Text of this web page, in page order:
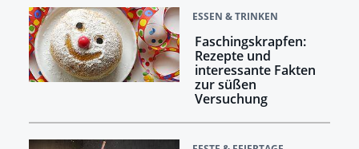
ESSEN & TRINKEN
Faschingskrapfen:
Rezepte und
interessante Fakten
zur süßen
Versuchung